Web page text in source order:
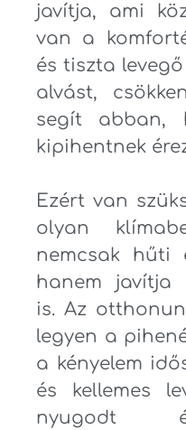
javítja, ami
van a
és tiszta
alvást,
segít abban,
kipihentnek
Ezért van
olyan
nemcsak hűti
hanem javítja
is. Az
legyen a
a kényelem
és kellemes
nyugodt